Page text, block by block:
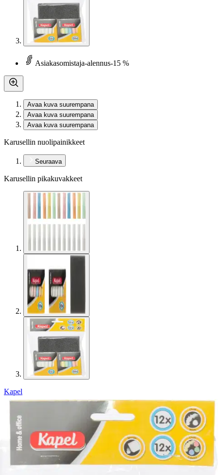
Asiakasomistaja-alennus-15 %
Avaa kuva suurempana
Avaa kuva suurempana
Avaa kuva suurempana
Karusellin nuolipainikkeet
Seuraava
Karusellin pikakuvakkeet
Kapel
Kapel Taululiitu 24kpl + sieni
3,36 €
Asiakasomistajahinta